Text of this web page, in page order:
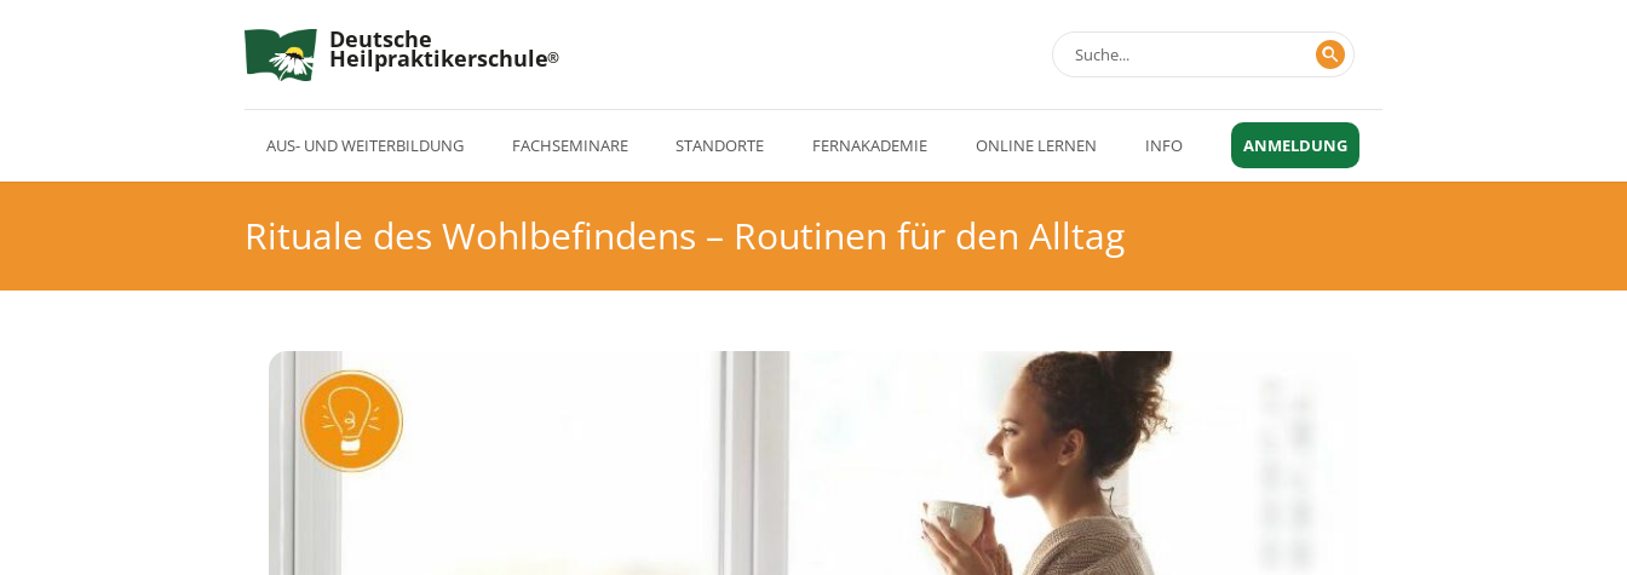
Deutsche
Heilpraktikerschule
AUS- UND WEITERBILDUNG FACHSEMINARE STANDORTE FERNAKADEMIE ONLINE LERNEN INFO ANMELDUNG
Rituale des Wohlbefindens – Routinen für den Alltag